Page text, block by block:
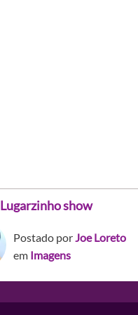
Lugarzinho show
Postado porJoe Loreto
em Imagens